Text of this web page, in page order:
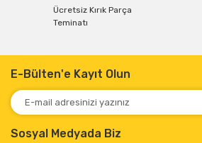
Ücretsiz Kırık Parça
Teminatı
E-Bülten'e Kayıt Olun
Sosyal Medyada Biz